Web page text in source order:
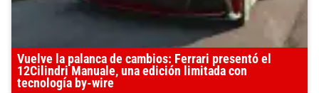
Vuelve la palanca de cambios: Ferrari presentó el
12Cilindri Manuale, una edición limitada con
tecnología by-wire